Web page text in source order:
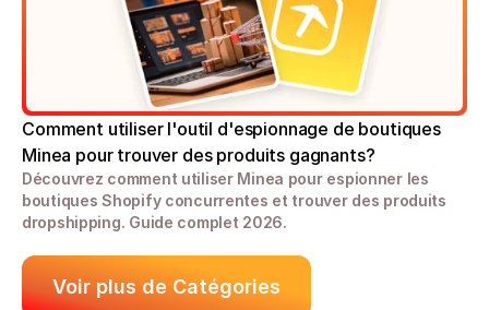
Comment utiliser l'outil d'espionnage de boutiques
Minea pour trouver des produits gagnants?
Découvrez comment utiliser Minea pour espionner les
boutiques Shopify concurrentes et trouver des produits
dropshipping. Guide complet 2026.
Voir plus de Catégories